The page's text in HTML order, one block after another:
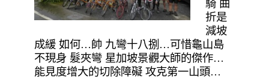
騎 曲
折是
減坡
成緩 如何…帥 九彎十八捌…可惜龜山島
不現身 髮夾彎 星加坡景觀大師的傑作…
能見度增大的切除障礙 攻克第一山頭…